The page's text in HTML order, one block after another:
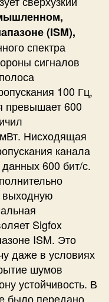
(ISM),
спектра
сигналов
100 Гц,
превышает 600
Нисходящая
канала
600 бит/с.
выходную
Sigfox
ISM. Это
даже в условиях
шумов
устойчивость. В
было передано,